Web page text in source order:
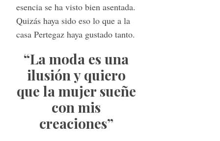
esencia se ha visto bien asentada.
Quizás haya sido eso lo que a la
casa Pertegaz haya gustado tanto.
“La moda es una
ilusión y quiero
que la mujer sueñe
con mis
creaciones”